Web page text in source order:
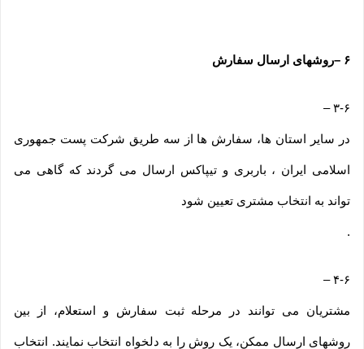
۶ –روشهای ارسال سفارش
۳-۶–
در سایر استان ها، سفارش ها از سه طریق شرکت پست جمهوری
اسلامی ایران ، باربری و تیپاکس ارسال می گردند که گاهی می
تواند به انتخاب مشتری تعیین شود
.
۴-۶–
مشتریان می توانند در مرحله ثبت سفارش و استعلام، از بین
روشهای ارسال ممکن، یک روش را به دلخواه انتخاب نمایند. انتخاب